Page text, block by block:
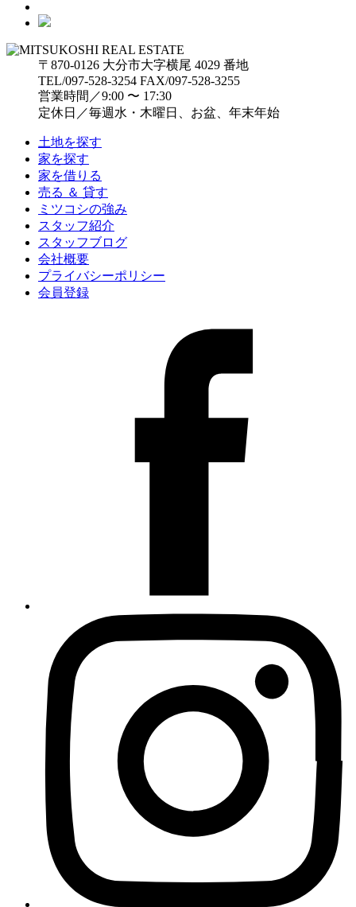
〒870-0126 大分市大字横尾 4029 番地
TEL/097-528-3254 FAX/097-528-3255
営業時間／9:00 〜 17:30
定休日／毎週水・木曜日、お盆、年末年始
土地を探す
家を探す
家を借りる
売る ＆ 貸す
ミツコシの強み
スタッフ紹介
スタッフブログ
会社概要
プライバシーポリシー
会員登録